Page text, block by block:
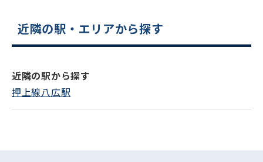
平日 9:00〜18:00
近隣の駅・エリアから探す
近隣の駅から探す
押上線八広駅